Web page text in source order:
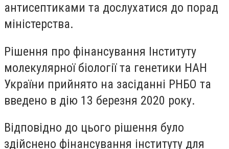
антисептиками та дослухатися до порад
міністерства.
Рішення про фінансування Інституту
молекулярної біології та генетики НАН
України прийнято на засіданні РНБО та
введено в дію 13 березня 2020 року.
Відповідно до цього рішення було
здійснено фінансування інституту для